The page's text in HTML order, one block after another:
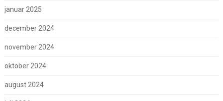
januar 2025
december 2024
november 2024
oktober 2024
august 2024